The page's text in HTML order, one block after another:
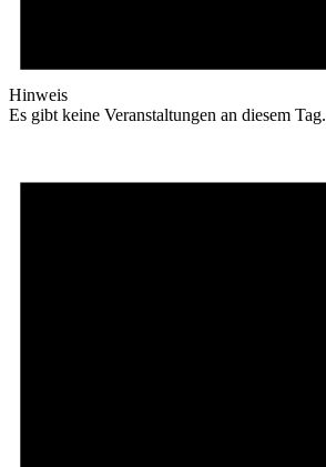
Hinweis
Es gibt keine Veranstaltungen an diesem Tag.